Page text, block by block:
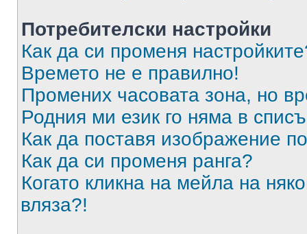
Потребителски настройки
Как да си променя
Времето не е правилно!
Промених часовата зона, но
Родния ми език го няма в
Как да поставя изображение
Как да си променя ранга?
Когато кликна на мейла на
вляза?!